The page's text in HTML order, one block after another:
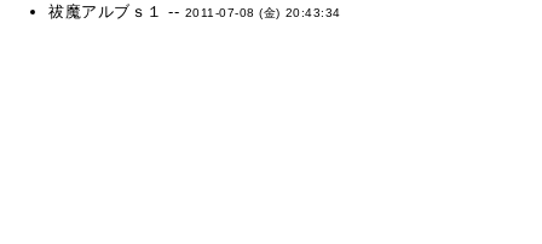
祓魔アルブｓ１ -- 2011-07-08 (金) 20:43:34